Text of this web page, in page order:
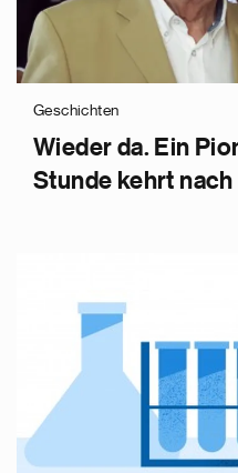
Geschichten
Wieder da. Ein
Stunde kehrt